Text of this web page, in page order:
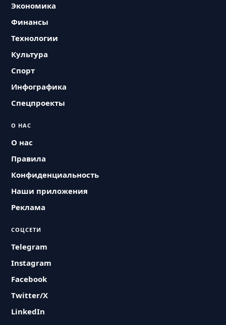
Экономика
Финансы
Технологии
Культура
Спорт
Инфографика
Спецпроекты
О НАС
О нас
Правила
Конфиденциальность
Наши приложения
Реклама
СОЦСЕТИ
Telegram
Instagram
Facebook
Twitter/X
LinkedIn